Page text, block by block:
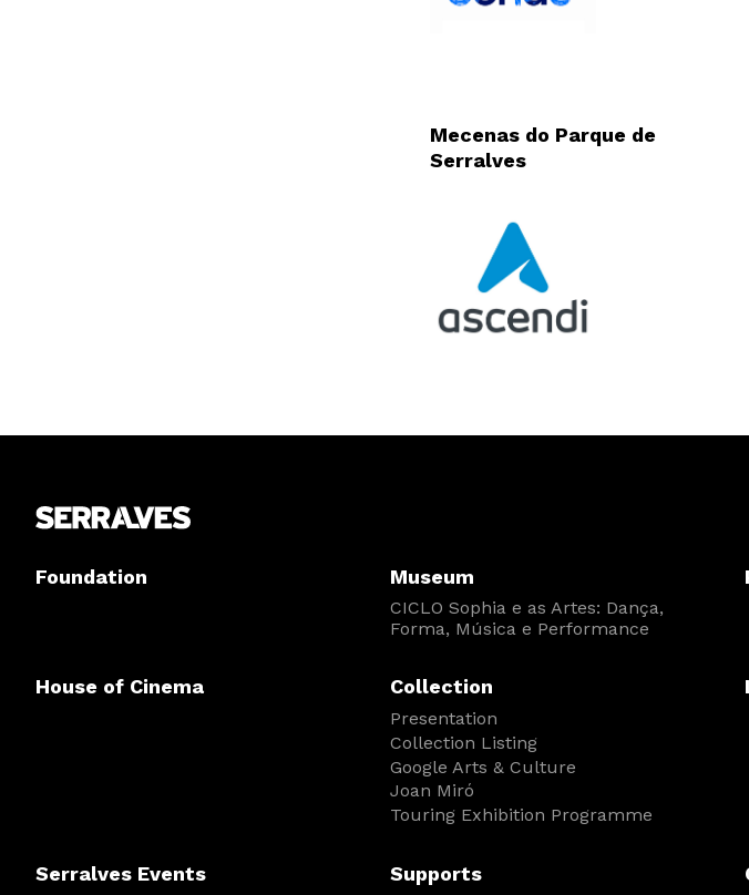
Mecenas do Parque de
Serralves
Foundation Museum
CICLO Sophia e as Artes: Dança,
Forma, Música e Performance
House of Cinema Collection
Presentation
Collection Listing
Google Arts & Culture
Joan Miró
Touring Exhibition Programme
Serralves Events Supports